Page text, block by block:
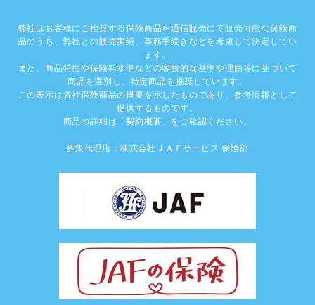
弊社はお客様にご推奨する保険商品を通信販売にて販売可能な保険商
品のうち、弊社との販売実績、事務手続きなどを考慮して決定してい
ます。
また、商品特性や保険料水準などの客観的な基準や理由等に基づいて
商品を選別し、特定商品を推奨しています。
この表示は各社保険商品の概要を示したものであり、参考情報として
提供するものです。
商品の詳細は「契約概要」をご確認ください。
募集代理店：株式会社ＪＡＦサービス 保険部